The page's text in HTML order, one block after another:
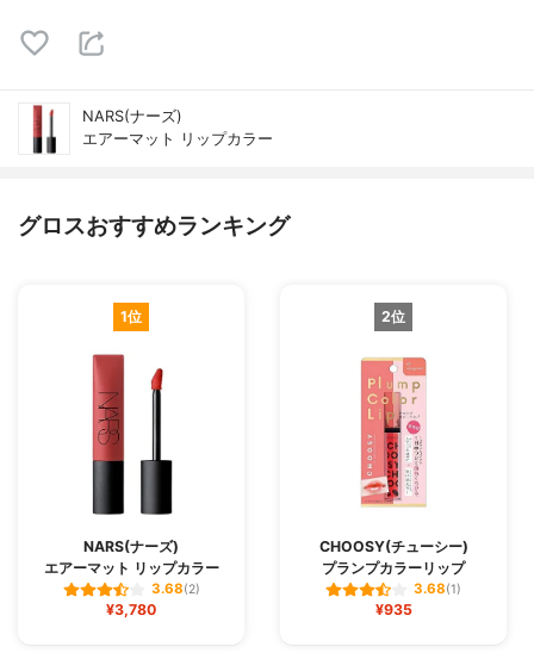
NARS(ナーズ)
エアーマット リップカラー
グロスおすすめランキング
1位
NARS(ナーズ)
エアーマット リップカラー
3.68(2)
¥3,780
2位
CHOOSY(チューシー)
プランプカラーリップ
3.68(1)
¥935